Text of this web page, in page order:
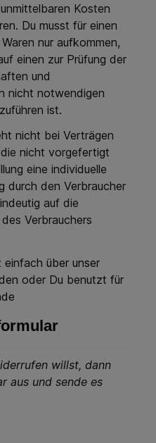
Kosten
Du musst für einen
nur aufkommen,
einen zur Prüfung der
und
nicht notwendigen
ist.
nicht bei Verträgen
nicht vorgefertigt
eine individuelle
durch den Verbraucher
auf die
Verbrauchers
einfach über unser
oder Du benutzt für
willst, dann
aus und sende es